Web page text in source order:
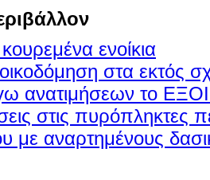
ενοίκια
στα εκτός
ανατιμήσεων το
στις πυρόπληκτες
με αναρτημένους